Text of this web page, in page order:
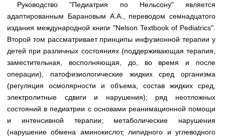
Руководство "Педиатрия по Нельсону" является
адаптированным Барановым А.А., переводом семнадцатого
издания международной книги "Nelson Textbook of Pediatrics".
Второй том рассматривает принципы инфузионной терапии у
детей при различных состояниях (поддерживающая терапия,
заместительная, восполняющая, до, во время и после
операции), патофизиологические жидких сред организма
(регуляция осмолярности и объема, состав жидких сред,
электролитные сдвиги и нарушения); ряд неотложных
состояний в педиатрии с основами реанимационной помощи
и интенсивной терапии; метаболические нарушения
(нарушение обмена аминокислот, липидного и углеводного